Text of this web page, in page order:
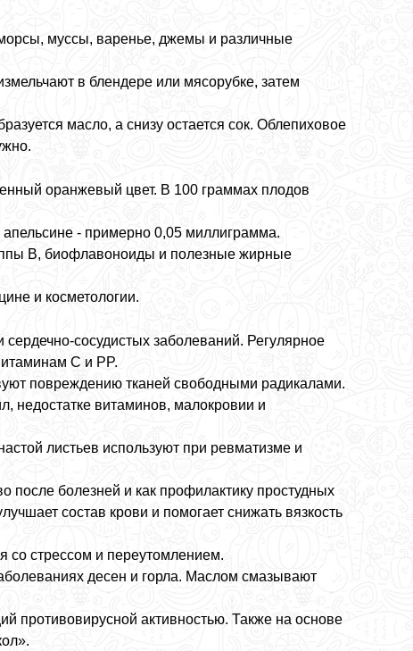
муссы, варенье, джемы и различные
в блендере или мясорубке, затем
масло, а снизу остается сок. Облепиховое
оранжевый цвет. В 100 граммах плодов
- примерно 0,05 миллиграмма.
B, биофлавоноиды и полезные жирные
и косметологии.
сосудистых заболеваний. Регулярное
C и PP.
повреждению тканей свободными радикалами.
недостатке витаминов, малокровии и
листьев используют при ревматизме и
болезней и как профилактику простудных
состав крови и помогает снижать вязкость
со стрессом и переутомлением.
десен и горла. Маслом смазывают
противовирусной активностью. Также на основе